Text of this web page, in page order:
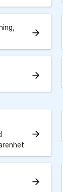
arrow_forward
arrow_forward
arrow_forward
arrow_forward